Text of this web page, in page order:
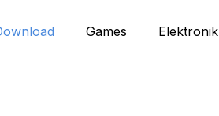
Games Elektronik